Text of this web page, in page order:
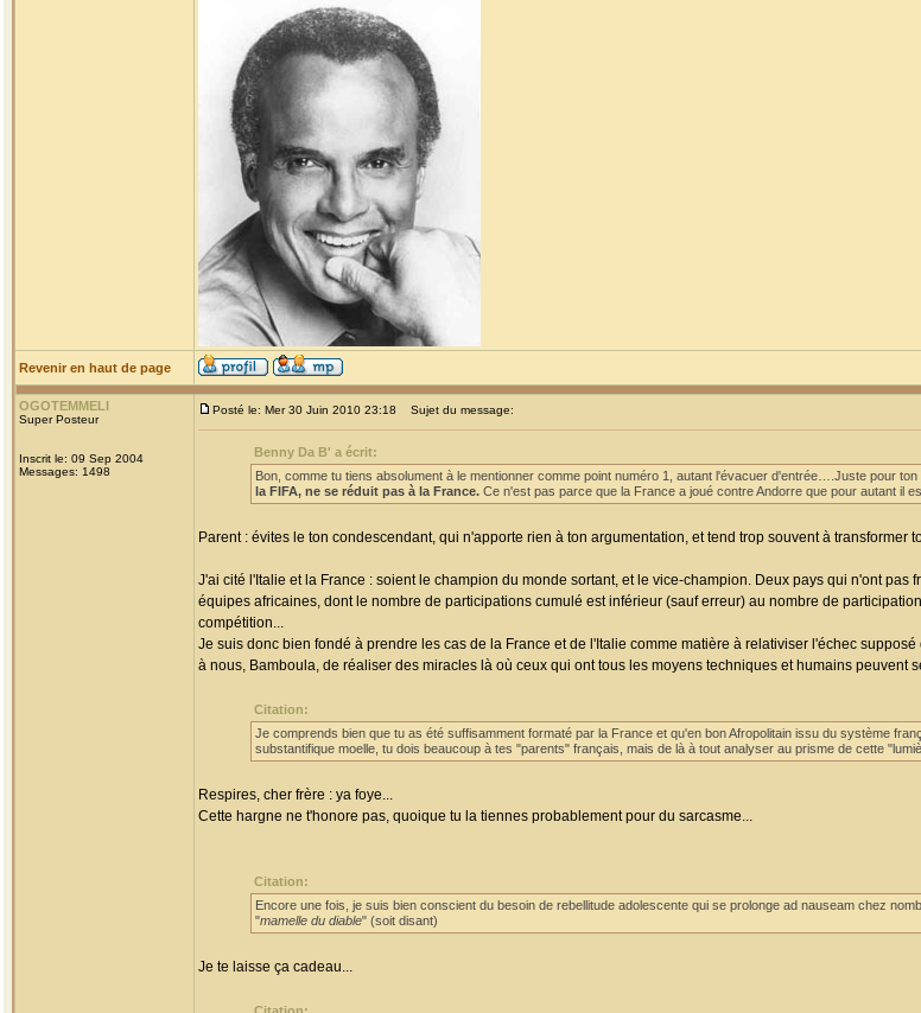
Revenir en haut de page
OGOTEMMELI
Super Posteur
Inscrit le: 09 Sep 2004
Messages: 1498
Posté le: Mer 30 Juin 2010 23:18 Sujet du message:
Benny Da B' a écrit:
Bon, comme tu tiens absolument à le mentionner comme point numéro 1, autant l'évacuer d'entrée….Juste pour ton
la FIFA, ne se réduit pas à la France. Ce n'est pas parce que la France a joué contre Andorre que pour autant il
Parent : évites le ton condescendant, qui n'apporte rien à ton argumentation, et tend trop souvent à transformer
J'ai cité l'Italie et la France : soient le champion du monde sortant, et le vice-champion. Deux pays qui n'ont pas
équipes africaines, dont le nombre de participations cumulé est inférieur (sauf erreur) au nombre de
compétition...
Je suis donc bien fondé à prendre les cas de la France et de l'Italie comme matière à relativiser l'échec
à nous, Bamboula, de réaliser des miracles là où ceux qui ont tous les moyens techniques et humains peuvent
Citation:
Je comprends bien que tu as été suffisamment formaté par la France et qu'en bon Afropolitain issu du système
substantifique moelle, tu dois beaucoup à tes "parents" français, mais de là à tout analyser au prisme de cette
Respires, cher frère : ya foye...
Cette hargne ne t'honore pas, quoique tu la tiennes probablement pour du sarcasme...
Citation:
Encore une fois, je suis bien conscient du besoin de rebellitude adolescente qui se prolonge ad nauseam chez
"mamelle du diable" (soit disant)
Je te laisse ça cadeau...